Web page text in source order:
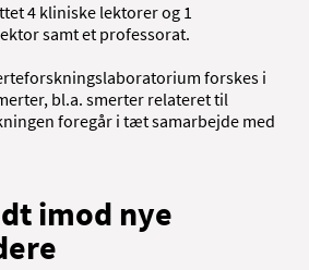
4 kliniske lektorer og 1
samt et professorat.
forskes i
bl.a. smerter relateret til
foregår i tæt samarbejde med
imod nye